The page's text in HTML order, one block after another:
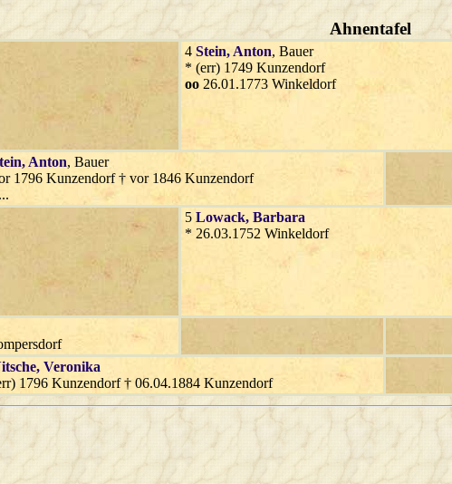
Ahnentafel
4 Stein, Anton, Bauer
* (err) 1749 Kunzendorf
oo 26.01.1773 Winkeldorf
, Anton, Bauer
1796 Kunzendorf † vor 1846 Kunzendorf
...
5 Lowack, Barbara
* 26.03.1752 Winkeldorf
, Veronika
1796 Kunzendorf † 06.04.1884 Kunzendorf